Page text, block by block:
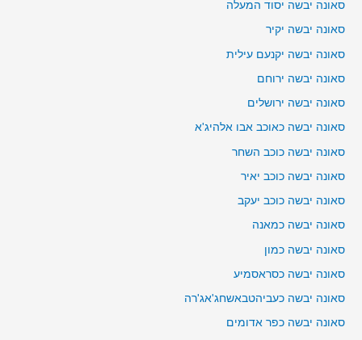
סאונה יבשה יסוד המעלה
סאונה יבשה יקיר
סאונה יבשה יקנעם עילית
סאונה יבשה ירוחם
סאונה יבשה ירושלים
סאונה יבשה כאוכב אבו אלהיג'א
סאונה יבשה כוכב השחר
סאונה יבשה כוכב יאיר
סאונה יבשה כוכב יעקב
סאונה יבשה כמאנה
סאונה יבשה כמון
סאונה יבשה כסראסמיע
סאונה יבשה כעביהטבאשחג'אג'רה
סאונה יבשה כפר אדומים